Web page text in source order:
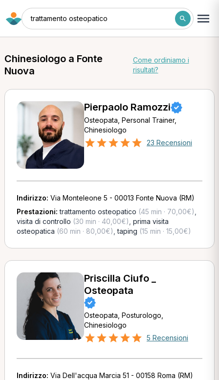
trattamento osteopatico
Chinesiologo a Fonte
Nuova
Come ordiniamo i
risultati?
Pierpaolo Ramozzi
Osteopata, Personal Trainer,
Chinesiologo
23 Recensioni
Indirizzo: Via Monteleone 5 - 00013 Fonte Nuova (RM)
Prestazioni:trattamento osteopatico (45 min · 70,00€)
visita di controllo (30 min · 40,00€) prima visita
osteopatica (60 min · 80,00€) ,taping (15 min · 15,00€)
Priscilla Ciufo _
Osteopata
Osteopata, Posturologo,
Chinesiologo
5 Recensioni
Indirizzo: Via Dell'acqua Marcia 51 - 00158 Roma (RM)